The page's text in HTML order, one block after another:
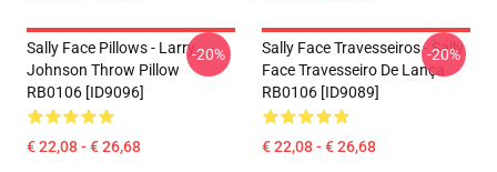
Sally Face Pillows - Larry
Johnson Throw Pillow
RB0106 [ID9096]
€ 22,08 - € 26,68
-20%
Sally Face Travesseiros - Sally
Face Travesseiro De Lança
RB0106 [ID9089]
€ 22,08 - € 26,68
-20%